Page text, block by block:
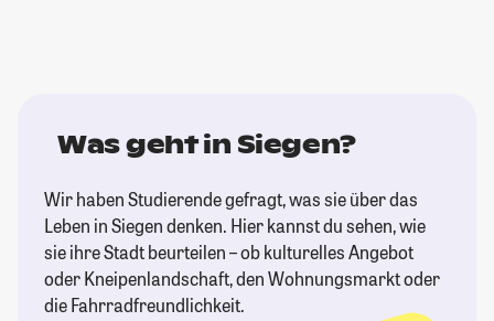
Was geht in Siegen?
Wir haben Studierende gefragt, was sie über das
Leben in Siegen denken. Hier kannst du sehen, wie
sie ihre Stadt beurteilen – ob kulturelles Angebot
oder Kneipenlandschaft, den Wohnungsmarkt oder
die Fahrradfreundlichkeit.